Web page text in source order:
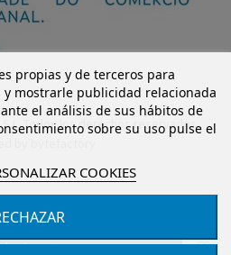
al carrito
propias y de terceros para
mostrarle publicidad relacionada
el análisis de sus hábitos de
sobre su uso pulse el
COOKIES
Todos los derechos reservados.